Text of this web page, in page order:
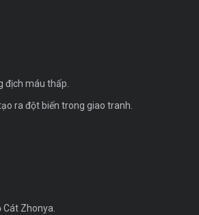
địch máu thấp.
ra đột biến trong giao tranh.
Cát Zhonya.